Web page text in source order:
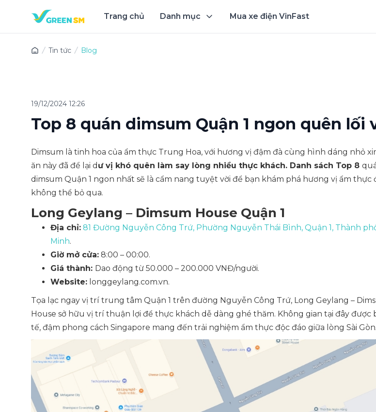
Trang chủ Danh mục Mua xe điện VinFast
Tin tức Blog
19/12/2024 12:26
Top 8 quán dimsum Quận 1 ngon quên lối
Dimsum là tinh hoa của ẩm thực Trung Hoa, với hương vị đậm đà cùng hình dáng nhỏ
ăn này đã để lại d ư vị khó quên làm say lòng nhiều thực khách. Danh sách Top 8
dimsum Quận 1 ngon nhất sẽ là cẩm nang tuyệt vời để bạn khám phá hương vị ẩm thực
không thể bỏ qua.
Long Geylang – Dimsum House Quận 1
Địa chỉ: 81 Đường Nguyễn Công Trứ, Phường Nguyễn Thái Bình, Quận 1, Thành
Minh.
Giờ mở cửa: 8:00 – 00:00.
Giá thành: Dao động từ 50.000 – 200.000 VNĐ/người.
Website: longgeylang.com.vn.
Tọa lạc ngay vị trí trung tâm Quận 1 trên đường Nguyễn Công Trứ, Long Geylang –
House sở hữu vị trí thuận lợi để thực khách dễ dàng ghé thăm. Không gian tại đây được
tế, đậm phong cách Singapore mang đến trải nghiệm ẩm thực độc đáo giữa lòng Sài Gòn.